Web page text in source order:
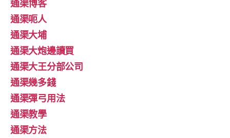
通渠博客
通渠呃人
通渠大埔
通渠大炮邊讀買
通渠大王分部公司
通渠幾多錢
通渠彈弓用法
通渠教學
通渠方法